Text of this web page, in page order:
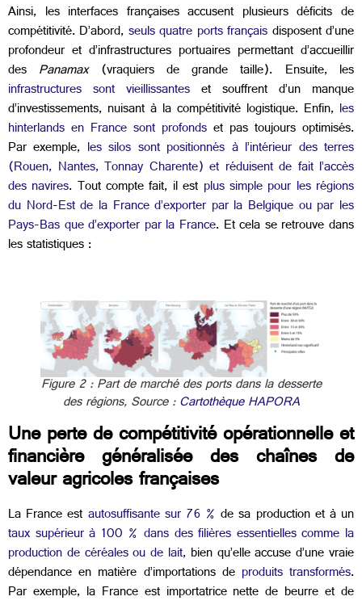
Ainsi, les interfaces françaises accusent plusieurs déficits de
compétitivité. D’abord,seuls quatre ports françaisdisposent d’une
profondeur et d’infrastructures portuaires permettant d’accueillir
des Panamax(vraquiers de grande taille). Ensuite, les
infrastructures sont vieillissantes et souffrent d’un manque
d’investissements, nuisant à la compétitivité logistique. Enfin, les
hinterlands en France sont profonds et pas toujours optimisés.
Par exemple, les silos sont positionnés à l’intérieur des terres
(Rouen, Nantes, Tonnay Charente) et réduisent de fait l’accès
des navires. Tout compte fait, il est plus simple pour les régions
du Nord-Est de la France d’exporter par la Belgique ou par les
Pays-Bas que d’exporter par la France. Et cela se retrouve dans
les statistiques :
Figure 2 : Part de marché des ports dans la desserte
des régions, Source :Cartothèque HAPORA
Une perte de compétitivité opérationnelle et
financière généralisée des chaînes de
valeur agricoles françaises
La France est autosuffisante sur 76 % de sa production et à un
taux supérieur à 100 % dans des filières essentielles comme la
production de céréales ou de lait, bien qu’elle accuse d’une vraie
dépendance en matière d’importations de produits transformés.
Par exemple, la France est importatrice nette de beurre et de